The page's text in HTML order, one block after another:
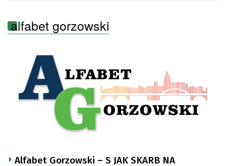
alfabet gorzowski
Alfabet Gorzowski – S JAK SKARB NA